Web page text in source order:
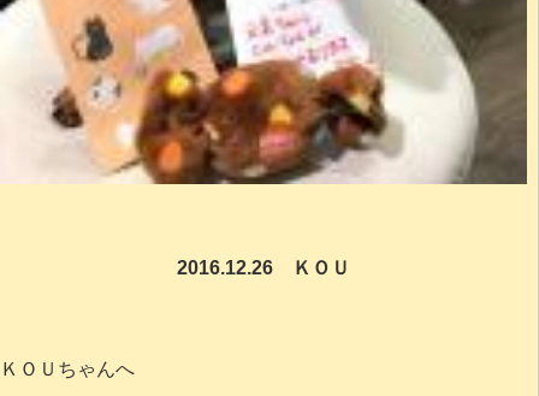
2016.12.26 ＫＯＵ
ＫＯＵちゃんへ